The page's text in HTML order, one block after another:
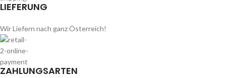
LIEFERUNG
Wir Liefern nach ganz Österreich!
ZAHLUNGSARTEN